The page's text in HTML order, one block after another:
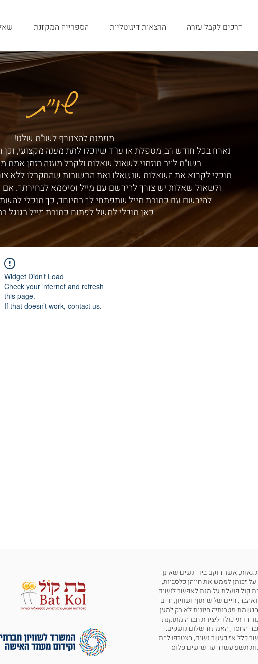
דרכים לקבל עזרה הרצאות דיגיטליות הספרייה המקוונת
שו"ת
שו"ת
מוזמנת להצטרף לשו"ת שלנו!
נארח בכל חודש רב, מטפלת או עו"ד שיוכלו לתת מענה מקצועי, וכן
בשו"ת לייב תוזמני לשאול שאלות ולקבל מענה בזמן
תוכלי לקרוא את השאלות שנשאלו ואת התשובות שהתקבלו ללא
ולשאול שאלות יש צורך להירשם עם מייל וסיסמא לבחירתך.
להירשם עם כתובת מייל שתפתחי לך במיוחד, כך תוכלי
כאן תוכלי למשל לפתוח כתובת מייל בגוגל
Widget Didn’t Load
Check your internet and refresh
this page.
If that doesn’t work, contact us.
גאות, אשר הוקם בידי נשים שאינן
זכותן לממש את חייהן כלסביות,
בת קול פועלת על מנת לאפשר לנשים
חיים של שיתוף ושוויון, חיים
מטרותיה חיונית לא רק למען
הדתי כולו, ליצירת חברה מתוקנת
החסד, האמת והשלום נושקים.
הארגון בשנת 2005, אשר כלל אז כעשר נשים, הצטרפו לבת
תשע עשרה עד שישים פלוס.